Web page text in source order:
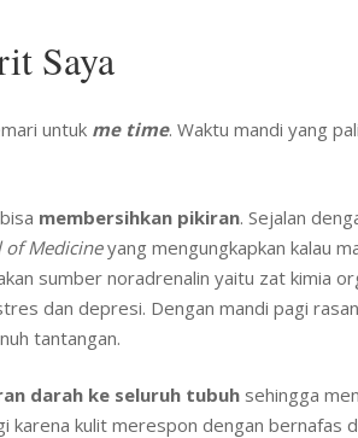
Saya
untuk me time. Waktu mandi yang
membersihkan pikiran. Sejalan
of Medicineyang mengungkapkan kalau
sumber noradrenalin yaitu zat kimia
dan depresi. Dengan mandi pagi
tantangan.
darah ke seluruh tubuh sehingga
karena kulit merespon dengan bernafas